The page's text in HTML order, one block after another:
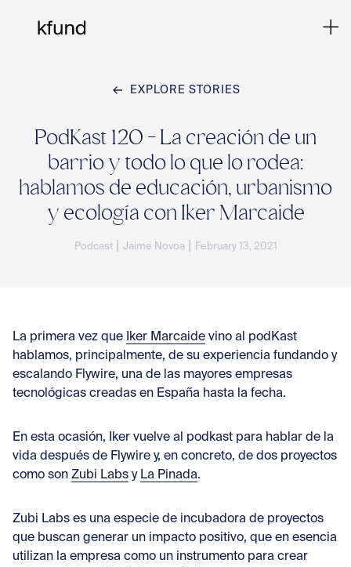
EXPLORE STORIES
PodKast 120 - La creación de un
barrio y todo lo que lo rodea:
hablamos de educación, urbanismo
y ecología con Iker Marcaide
Podcast Jaime Novoa February 13, 2021
La primera vez que Iker Marcaide vino al podKast
hablamos, principalmente, de su experiencia fundando y
escalando Flywire, una de las mayores empresas
tecnológicas creadas en España hasta la fecha.
En esta ocasión, Iker vuelve al podkast para hablar de la
vida después de Flywire y, en concreto, de dos proyectos
como son Zubi Labs y La Pinada.
Zubi Labs es una especie de incubadora de proyectos
que buscan generar un impacto positivo, que en esencia
utilizan la empresa como un instrumento para crear